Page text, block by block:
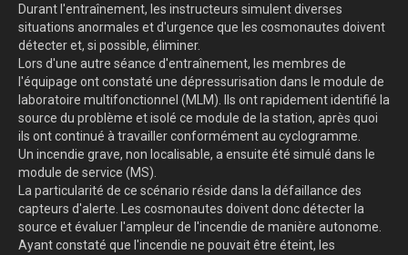
Durant l'entraînement, les instructeurs simulent diverses
situations anormales et d'urgence que les cosmonautes doivent
détecter et, si possible, éliminer.
Lors d'une autre séance d'entraînement, les membres de
l'équipage ont constaté une dépressurisation dans le module de
laboratoire multifonctionnel (MLM). Ils ont rapidement identifié la
source du problème et isolé ce module de la station, après quoi
ils ont continué à travailler conformément au cyclogramme.
Un incendie grave, non localisable, a ensuite été simulé dans le
module de service (MS).
La particularité de ce scénario réside dans la défaillance des
capteurs d'alerte. Les cosmonautes doivent donc détecter la
source et évaluer l'ampleur de l'incendie de manière autonome.
Ayant constaté que l'incendie ne pouvait être éteint, les